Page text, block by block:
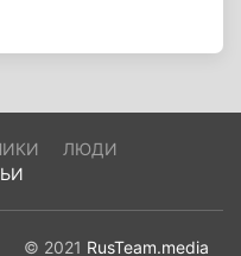
ЛЮДИ
© 2021 RusTeam.media